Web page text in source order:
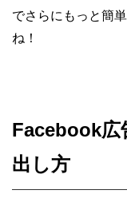
でさらにもっと簡
ね！
Facebook広
出し方